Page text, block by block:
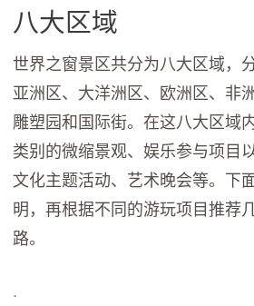
八大区域
世界之窗景区共分为八大区域，
亚洲区、大洋洲区、欧洲区、非
雕塑园和国际街。在这八大区域
类别的微缩景观、娱乐参与项目
文化主题活动、艺术晚会等。下
明，再根据不同的游玩项目推荐
路。
·